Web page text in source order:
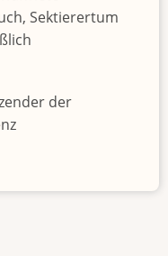
Sektierertum
der